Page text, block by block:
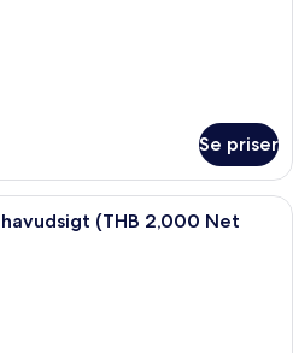
Se priser
Minibar, pengeskab på værelset,
(THB 2,000 Net